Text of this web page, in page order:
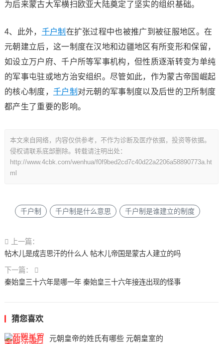
为后来蒙古大军横扫欧亚大陆奠定了坚实的组织基础。
4、此外， 千户制 在扩张过程中也被推广到被征服地区。在
元朝建立后，这一制度在汉地和边疆地区有所变形和保留，
如设立万户府、千户所等军事机构，但性质逐渐转变为单纯
的军事屯驻或地方治安组织。尽管如此，作为蒙古帝国崛起
的核心制度， 千户制 对元朝的军事制度以及后世的卫所制度
都产生了重要的影响。
本文来自网络，内容仅供参考，不作为诊断及医疗依据，投资等依据。
侵权请联系底部删除。转载请注明出处：
http://www.4cbk.com/wenhua/f0f9bed2cd7c40d22a2206a58890773a.ht
ml
千户制 千户制是什么意思 千户制是谁建立的制度
上一篇：
帖木儿是成吉思汗的什么人 帖木儿帝国是蒙古人建立的吗
下一篇：
秦始皇三十六年是哪一年 秦始皇三十六年接连出现的怪事
猜您喜欢
元朝皇帝的姓氏有哪些 元朝皇室的